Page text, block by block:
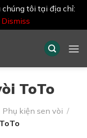
tôi tại địa chỉ:
Dismiss
ToTo
Phụ kiện sen vòi /